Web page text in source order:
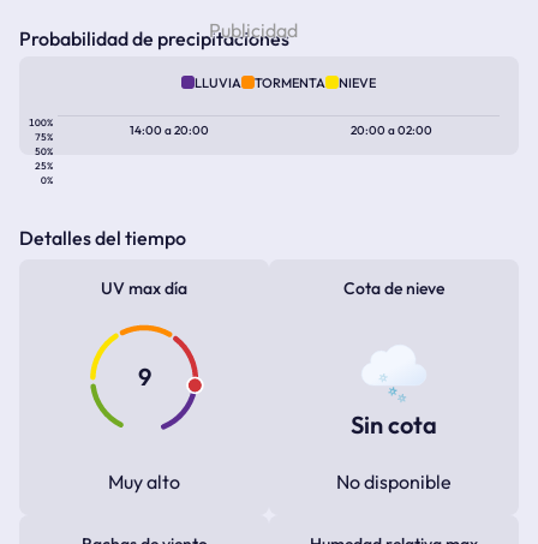
Probabilidad de precipitaciones
LLUVIA TORMENTA NIEVE
100%
75%
50%
25%
0%
14:00a20:00 20:00a02:00
Detalles del tiempo
UV max día
9
Muy alto
Cota de nieve
Sin cota
No disponible